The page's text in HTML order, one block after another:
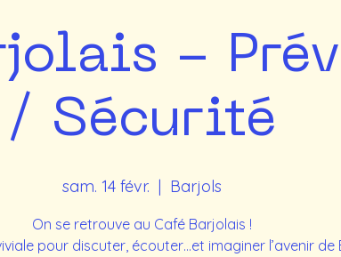
-
/ Sécurité
sam. 14 févr.
  |
Barjols
On se retrouve au Café Barjolais !
pour discuter, écouter…et imaginer l’avenir de